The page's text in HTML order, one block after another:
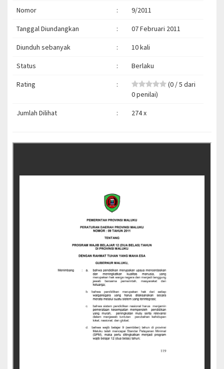
Nomor : 9/2011
Tanggal Diundangkan : 07 Februari 2011
Diunduh sebanyak : 10 kali
Status : Berlaku
Rating :
(0 / 5 dari
0 penilai)
Jumlah Dilihat : 274 x